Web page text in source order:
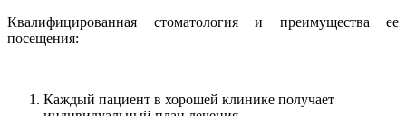
Квалифицированная стоматология и преимущества ее
посещения:
Каждый пациент в хорошей клинике получает